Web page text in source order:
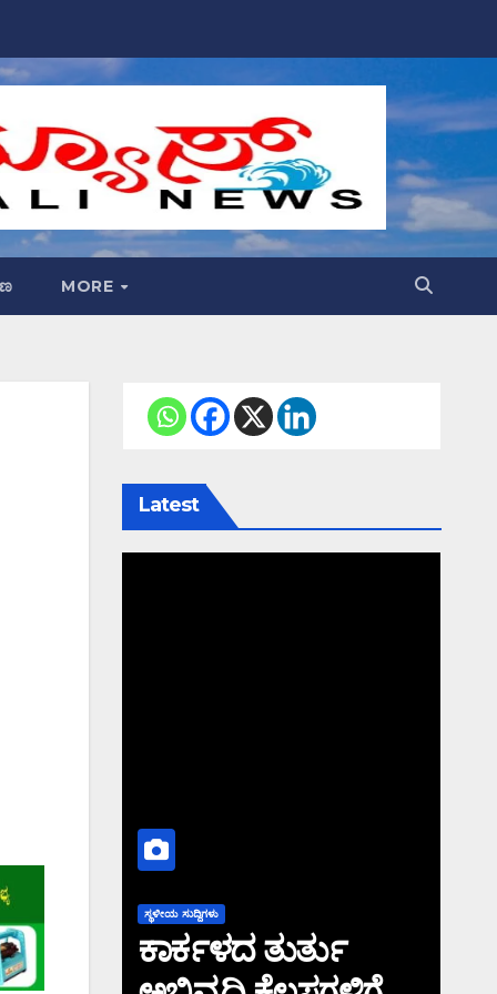
MORE
Latest
ಸ್ಥಳೀಯ ಸುದ್ದಿಗಳು
ಕಾರ್ಕಳದ ತುರ್ತು